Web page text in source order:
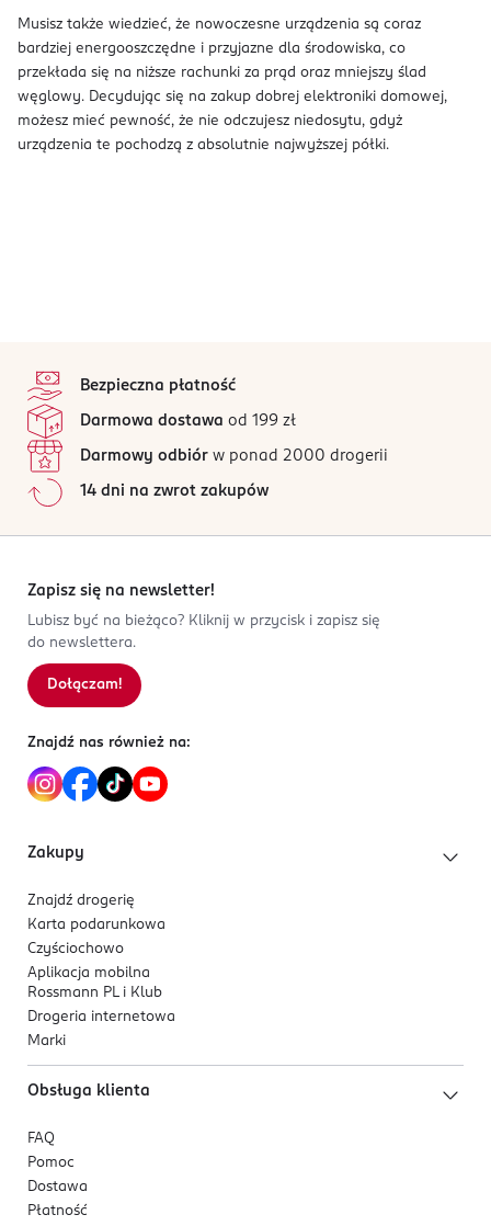
Musisz także wiedzieć, że nowoczesne urządzenia są coraz
bardziej energooszczędne i przyjazne dla środowiska, co
przekłada się na niższe rachunki za prąd oraz mniejszy ślad
węglowy. Decydując się na zakup dobrej elektroniki domowej,
możesz mieć pewność, że nie odczujesz niedosytu, gdyż
urządzenia te pochodzą z absolutnie najwyższej półki.
Bezpieczna płatność
Darmowa dostawa od 199 zł
Darmowy odbiór w ponad 2000 drogerii
14 dni na zwrot zakupów
Zapisz się na newsletter!
Lubisz być na bieżąco? Kliknij w przycisk i zapisz się
do newslettera.
Dołączam!
Znajdź nas również na:
Zakupy
Znajdź drogerię
Karta podarunkowa
Czyściochowo
Aplikacja mobilna
Rossmann PL i Klub
Drogeria internetowa
Marki
Obsługa klienta
FAQ
Pomoc
Dostawa
Płatność